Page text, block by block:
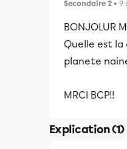
Secondaire 2 • 9
BONJOLUR
Quelle est
planete
MRCI BCP!!
Explication (1)